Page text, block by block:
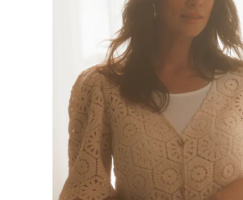
KLEDING SPRING/SUMMER 2026